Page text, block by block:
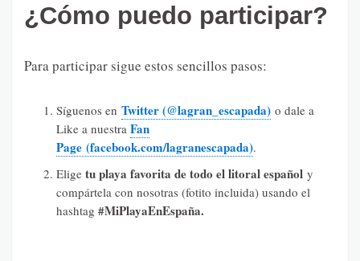
¿Cómo puedo participar?
Para participar sigue estos sencillos pasos:
Síguenos en Twitter (@lagran_escapada) o dale a
Like a nuestra Fan
Page (facebook.com/lagranescapada).
Elige tu playa favorita de todo el litoral español y
compártela con nosotras (fotito incluida) usando el
hashtag #MiPlayaEnEspaña.